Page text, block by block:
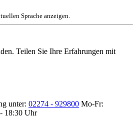
Sprache anzeigen.
Teilen Sie Ihre Erfahrungen mit
unter: 02274 - 929800 Mo-Fr:
18:30 Uhr